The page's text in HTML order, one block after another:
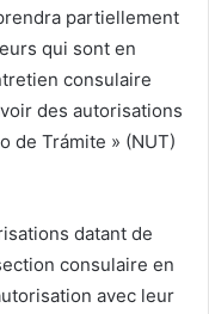
partiellement
qui sont en
consulaire
des autorisations
de Trámite » (NUT)
datant de
consulaire en
avec leur